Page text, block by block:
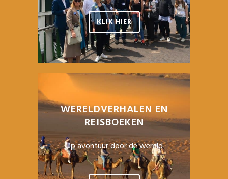
KLIK HIER
WERELDVERHALEN EN
REISBOEKEN
Op avontuur door de wereld